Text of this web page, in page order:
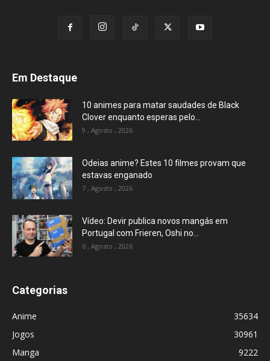
Em Destaque
10 animes para matar saudades de Black
Clover enquanto esperas pelo...
9 , Agosto , 2026
Odeias anime? Estes 10 filmes provam que
estavas enganado
7 , Agosto , 2026
Vídeo: Devir publica novos mangás em
Portugal com Frieren, Oshi no...
6 , Agosto , 2026
Categorias
Anime
35634
Jogos
30961
Manga
9222